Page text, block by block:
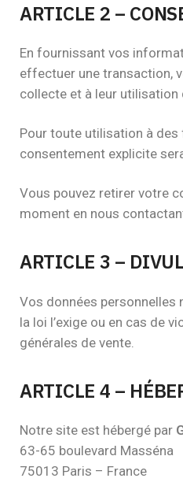
ARTICLE 2 –
En fournissant vos
effectuer une transaction,
collecte et à leur utilisation
Pour toute utilisation à
consentement explicite
Vous pouvez retirer votre
moment en nous
ARTICLE 3 –
Vos données personnelles
la loi l’exige ou en cas de
générales de vente.
ARTICLE 4 –
Notre site est hébergé par
63-65 boulevard Masséna
75013 Paris – France